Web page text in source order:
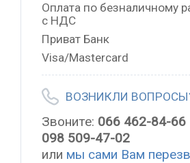
Оплата по безналичному
с НДС
Приват Банк
Visa/Mastercard
ВОЗНИКЛИ
Звоните: 066 462-84-66
098 509-47-02
или мы сами Вам